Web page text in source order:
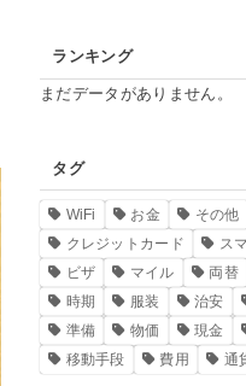
ランキング
まだデータがありません。
タグ
WiFi お金 その他
クレジットカード
ス
ビザ
マイル 両替
時期
服装 治安
準備
物価 現金
移動手段
費用 通